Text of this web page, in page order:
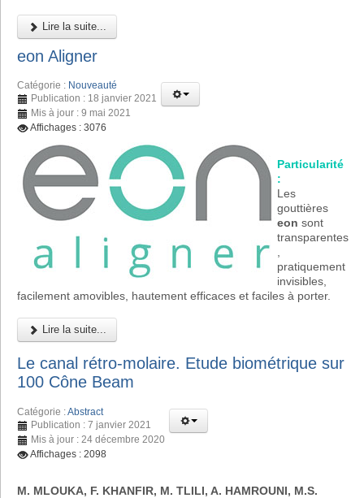
Lire la suite...
eon Aligner
Catégorie : Nouveauté
Publication : 18 janvier 2021
Mis à jour : 9 mai 2021
Affichages : 3076
Particularité
:
Les
gouttières
eon sont
transparentes
,
pratiquement
invisibles,
facilement amovibles, hautement efficaces et faciles à porter.
Lire la suite...
Le canal rétro-molaire. Etude biométrique sur
100 Cône Beam
Catégorie :Abstract
Publication : 7 janvier 2021
Mis à jour : 24 décembre 2020
Affichages : 2098
M. MLOUKA, F. KHANFIR, M. TLILI, A. HAMROUNI, M.S.